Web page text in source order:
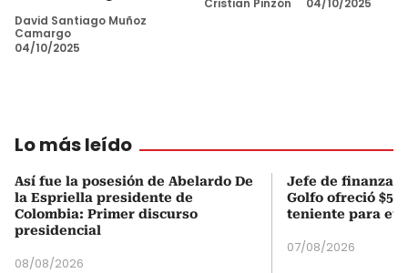
David Santiago Muñoz
Camargo
04/10/2025
Lo más leído
Así fue la posesión de Abelardo De
la Espriella presidente de
Colombia: Primer discurso
presidencial
08/08/2026
Jefe de finanzas
Golfo ofreció
teniente para
07/08/2026